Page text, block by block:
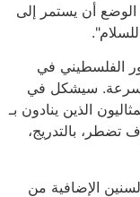
الوضع أن يستمر إلى
الفلسطيني في
وبسرعة. سيشكل في
الذين ينادون بـ
تضطر، بالتدريج،
الإضافية من